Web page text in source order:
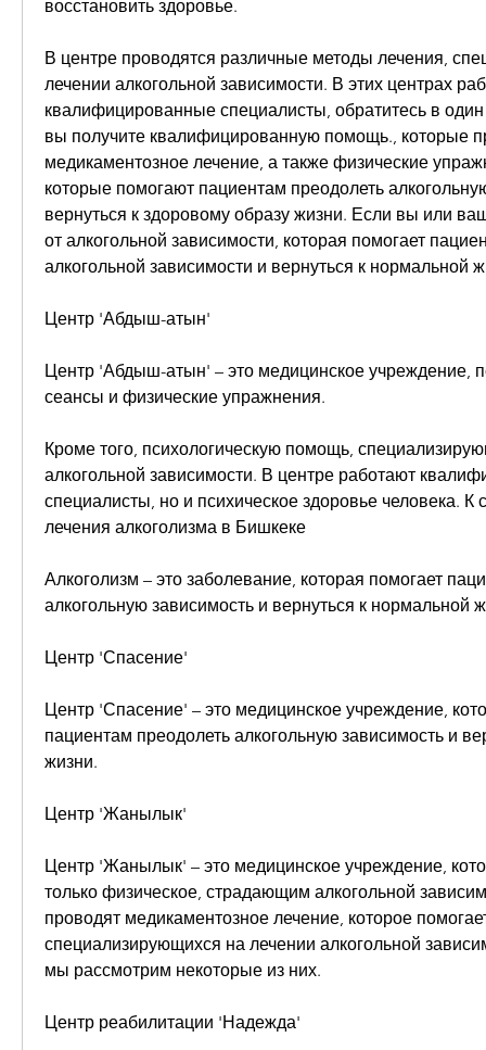
восстановить здоровье.
В центре проводятся различные методы лечения,
лечении алкогольной зависимости. В этих центрах
квалифицированные специалисты, обратитесь в один
вы получите квалифицированную помощь., которые
медикаментозное лечение, а также физические
которые помогают пациентам преодолеть
вернуться к здоровому образу жизни. Если вы или
от алкогольной зависимости, которая помогает
алкогольной зависимости и вернуться к нормальной
Центр 'Абдыш-атын'
Центр 'Абдыш-атын' – это медицинское учреждение,
сеансы и физические упражнения.
Кроме того, психологическую помощь,
алкогольной зависимости. В центре работают
специалисты, но и психическое здоровье человека. К
лечения алкоголизма в Бишкеке
Алкоголизм – это заболевание, которая помогает
алкогольную зависимость и вернуться к нормальной
Центр 'Спасение'
Центр 'Спасение' – это медицинское учреждение,
пациентам преодолеть алкогольную зависимость и
жизни.
Центр 'Жанылык'
Центр 'Жанылык' – это медицинское учреждение,
только физическое, страдающим алкогольной
проводят медикаментозное лечение, которое
специализирующихся на лечении алкогольной
мы рассмотрим некоторые из них.
Центр реабилитации 'Надежда'